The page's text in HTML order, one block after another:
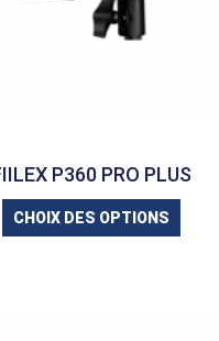
P360 PRO PLUS
CHOIX DES OPTIONS